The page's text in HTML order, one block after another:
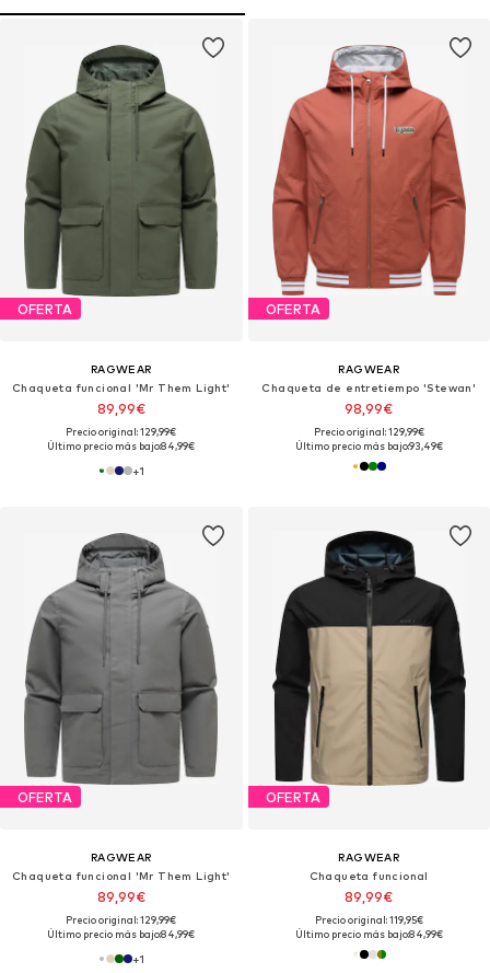
OFERTA
RAGWEAR
Chaqueta funcional 'Mr Them Light'
89,99€
Precio original: 129,99€
Último precio más bajo:84,99€
+1
OFERTA
RAGWEAR
Chaqueta de entretiempo 'Stewan'
98,99€
Precio original: 129,99€
Último precio más bajo:93,49€
OFERTA
RAGWEAR
Chaqueta funcional 'Mr Them Light'
89,99€
Precio original: 129,99€
Último precio más bajo:84,99€
+1
OFERTA
RAGWEAR
Chaqueta funcional
89,99€
Precio original: 119,95€
Último precio más bajo:84,99€